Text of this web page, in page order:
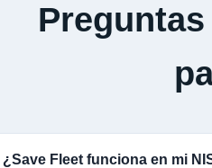
¿Save Fleet funciona en mi